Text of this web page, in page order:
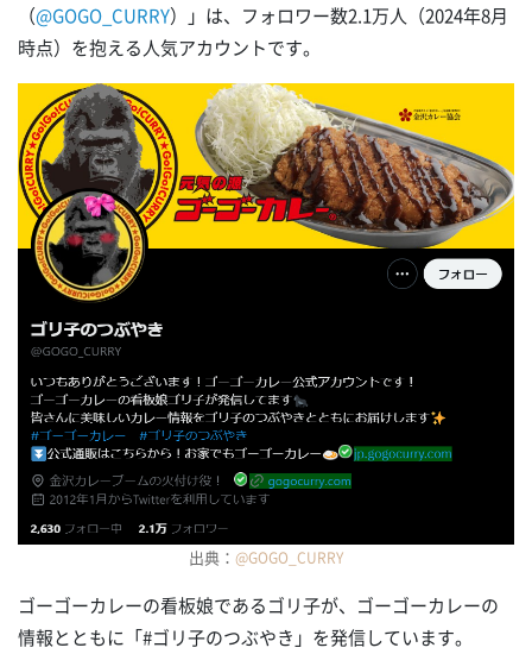
（@GOGO_CURRY）」は、フォロワー数2.1万人（2024年8月
時点）を抱える人気アカウントです。
出典： @GOGO_CURRY
ゴーゴーカレーの看板娘であるゴリ子が、ゴーゴーカレーの
情報とともに「#ゴリ子のつぶやき」を発信しています。